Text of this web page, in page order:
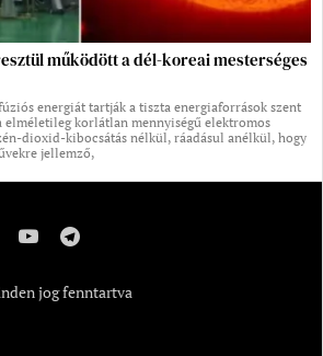
működött a dél-koreai mesterséges
energiát tartják a tiszta energiaforrások szent
elméletileg korlátlan mennyiségű elektromos
dioxid-kibocsátás nélkül, ráadásul anélkül, hogy
jellemző,
jog fenntartva